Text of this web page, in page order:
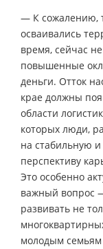
— К сожалению,
осваивались
время, сейчас
повышенные
деньги. Отток
крае должны
области
которых люди,
на стабильную
перспективу
Это особенно
важный вопрос
развивать не
молодым семьям